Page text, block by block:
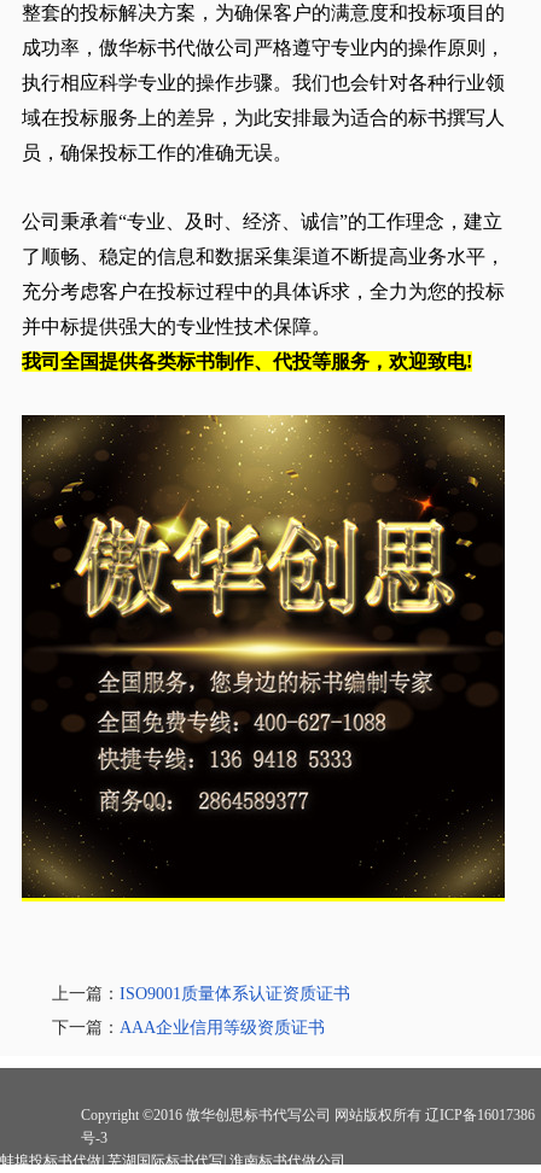
整套的投标解决方案，为确保客户的满意度和投标项目的
成功率，傲华标书代做公司严格遵守专业内的操作原则，
执行相应科学专业的操作步骤。我们也会针对各种行业领
域在投标服务上的差异，为此安排最为适合的标书撰写人
员，确保投标工作的准确无误。
公司秉承着“专业、及时、经济、诚信”的工作理念，建立
了顺畅、稳定的信息和数据采集渠道不断提高业务水平，
充分考虑客户在投标过程中的具体诉求，全力为您的投标
并中标提供强大的专业性技术保障。
我司全国提供各类标书制作、代投等服务，欢迎致电!
上一篇： ISO9001质量体系认证资质证书
下一篇： AAA企业信用等级资质证书
Copyright ©2016 傲华创思标书代写公司 网站版权所有 辽ICP备16017386
号-3
蚌埠投标书代做|芜湖国际标书代写|淮南标书代做公司